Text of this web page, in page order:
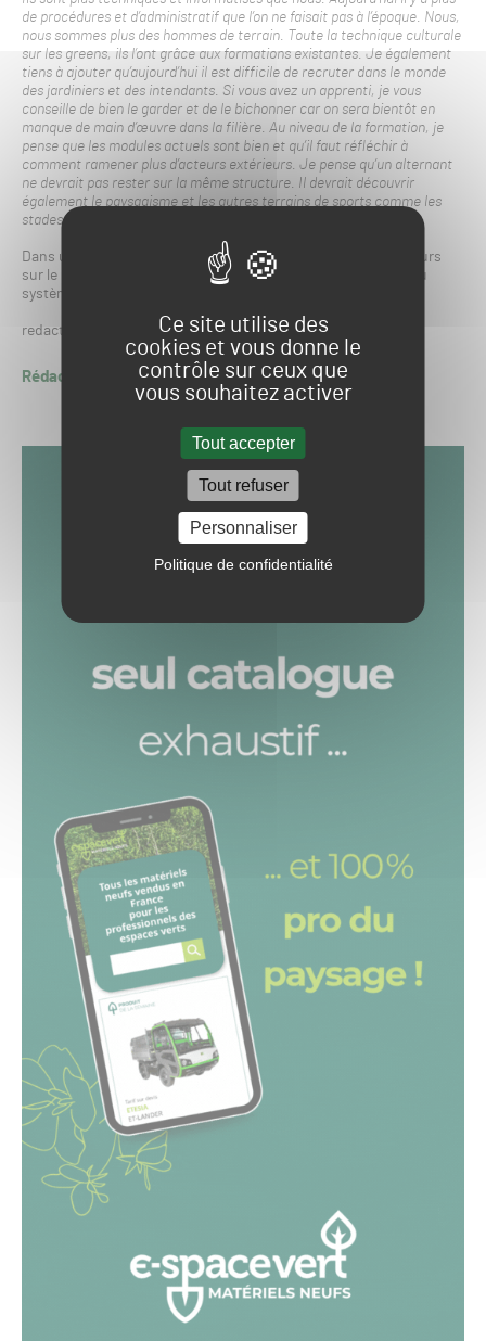
Ce site utilise des
cookies et vous donne le
contrôle sur ceux que
vous souhaitez activer
Tout accepter
Tout refuser
Personnaliser
Politique de confidentialité
de procédures et d’administratif que l’on ne faisait pas à l’époque. Nous,
nous sommes plus des hommes de terrain. Toute la technique culturale
sur les greens, ils l’ont grâce aux formations existantes. Je également
tiens à ajouter qu’aujourd’hui il est difficile de recruter dans le monde
des jardiniers et des intendants. Si vous avez un apprenti, je vous
conseille de bien le garder et de le bichonner car on sera bientôt en
manque de main d’œuvre dans la filière. Au niveau de la formation, je
pense que les modules actuels sont bien et qu’il faut réfléchir à
comment ramener plus d’acteurs extérieurs. Je pense qu’un alternant
ne devrait pas rester sur la même structure. Il devrait découvrir
également le paysagisme et les autres terrains de sports comme les
stades et les hippodromes.
Dans un prochain article, on parlera du nouveau projet en cours
sur le Golf de Grand Lyon Chassieu. Il s’agit de l’intégration du
système du Top Tracer en cours depuis le 3 janvier.
redaction.gsph24 profieldevents.com (Lucas Sanseverino)
Rédaction GSPH24